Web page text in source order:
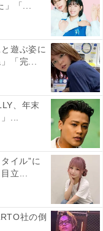
」「...
遊ぶ姿に
「完...
、年末
...
イル”に
目立...
社の倒